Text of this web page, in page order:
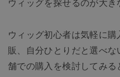
ウィッグ初心者は気軽に
販、自分ひとりだと選べ
舗での購入を検討してみる